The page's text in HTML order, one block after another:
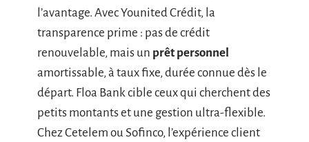
l’avantage. Avec Younited Crédit, la
transparence prime : pas de crédit
renouvelable, mais un prêt personnel
amortissable, à taux fixe, durée connue dès le
départ. Floa Bank cible ceux qui cherchent des
petits montants et une gestion ultra-flexible.
Chez Cetelem ou Sofinco, l’expérience client